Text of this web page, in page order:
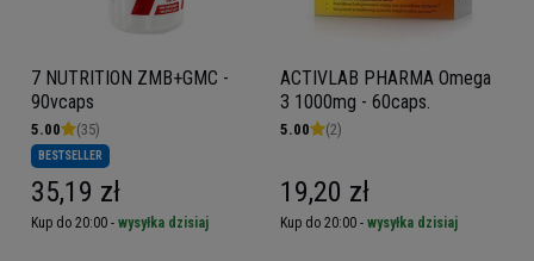
7 NUTRITION ZMB+GMC -
90vcaps
5.00 (35)
BESTSELLER
35,19 zł
Kup do 20:00 - wysyłka dzisiaj
ACTIVLAB PHARMA Omega
3 1000mg - 60caps.
5.00 (2)
19,20 zł
Kup do 20:00 - wysyłka dzisiaj